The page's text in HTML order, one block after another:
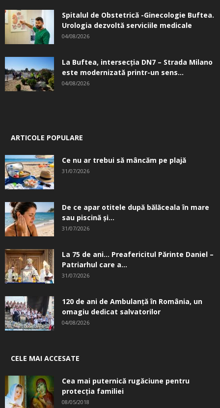
Spitalul de Obstetrică -Ginecologie Buftea.
Urologia dezvoltă serviciile medicale
04/08/2026
La Buftea, intersecţia DN7 – Strada Milano
este modernizată printr-un sens...
04/08/2026
ARTICOLE POPULARE
Ce nu ar trebui să mâncăm pe plajă
31/07/2026
De ce apar otitele după bălăceala în mare
sau piscină și...
31/07/2026
La 75 de ani… Preafericitul Părinte Daniel –
Patriarhul care a...
31/07/2026
120 de ani de Ambulanță în România, un
omagiu dedicat salvatorilor
04/08/2026
CELE MAI ACCESATE
Cea mai puternică rugăciune pentru
protecția familiei
08/05/2018